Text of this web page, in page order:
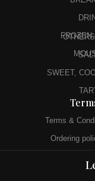
FROZEN
SWEET,
Terms &
Ordering